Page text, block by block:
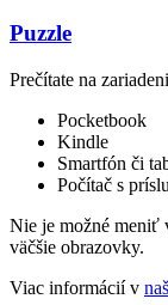
Puzzle
Prečítate na
Pocketbook
Kindle
Smartfón či
Počítač s
Nie je možné meniť
väčšie obrazovky.
Viac informácií v